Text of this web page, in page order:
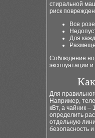
стиральной
риск
Все
Для
Соблюдение
эксплуатации
Для
Например,
кВт, а чайник
определить
отдельную
безопасность